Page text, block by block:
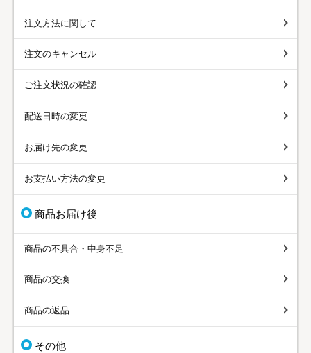
注文方法に関して
注文のキャンセル
ご注文状況の確認
配送日時の変更
お届け先の変更
お支払い方法の変更
商品お届け後
商品の不具合・中身不足
商品の交換
商品の返品
その他